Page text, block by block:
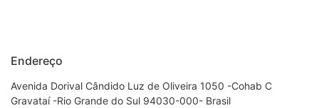
Endereço
Avenida Dorival Cândido Luz de Oliveira 1050 -Cohab C
Gravataí -Rio Grande do Sul 94030-000- Brasil